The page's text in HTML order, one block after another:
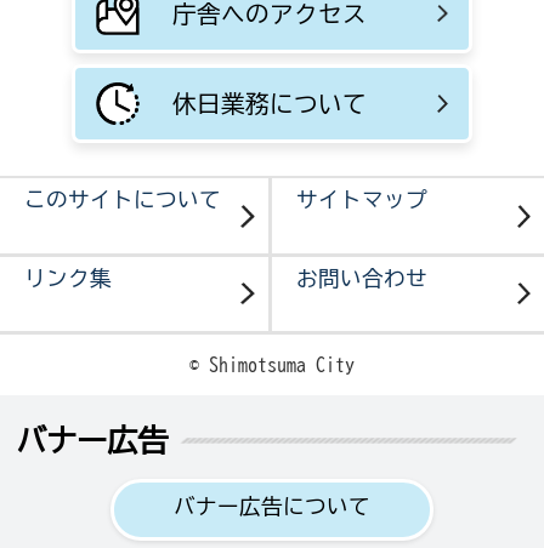
庁舎へのアクセス
休日業務について
このサイトについて サイトマップ
リンク集 お問い合わせ
© Shimotsuma City
バナー広告
バナー広告について